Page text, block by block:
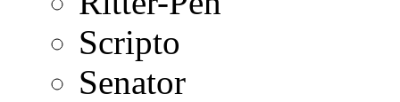
Scripto
Senator